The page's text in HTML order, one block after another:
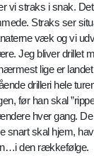
vi straks i snak.
Straks ser
væk og vi
Jeg bliver drillet
lige er
drilleri hele
før han skal
hver gang.
snart skal hjem,
den rækkefølge.